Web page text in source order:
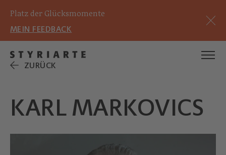
Platz der Glücksmomente
MEIN FEEDBACK
ZURÜCK
KARL MARKOVICS